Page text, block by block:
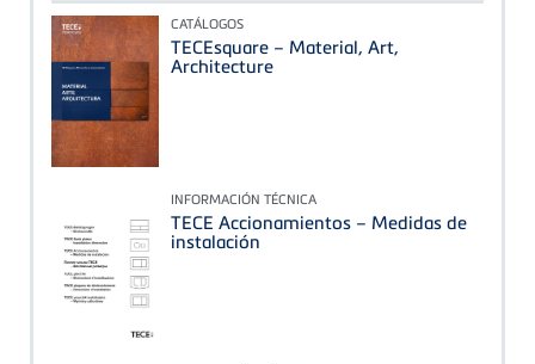
CATÁLOGOS
TECEsquare – Material, Art,
Architecture
INFORMACIÓN TÉCNICA
TECE Accionamientos – Medidas de
instalación